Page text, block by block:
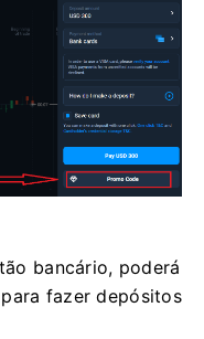
bancário, poderá
fazer depósitos